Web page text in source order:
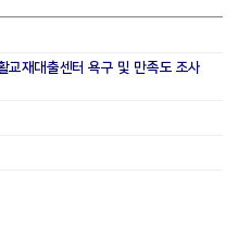
재대출센터 욕구 및 만족도 조사